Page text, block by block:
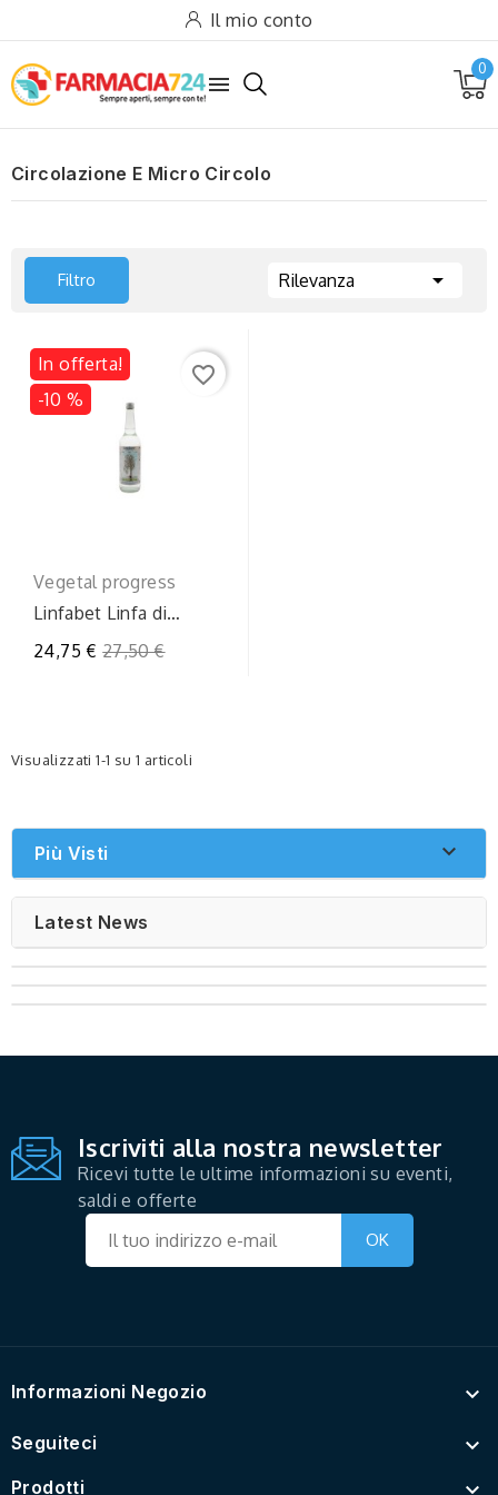
Il mio conto

0
Circolazione E Micro Circolo
Filtro Rilevanza 
In offerta!
-10 %
favorite_border
Vegetal progress
Linfabet Linfa di
24,75 € Prezzo
27,50 €
Visualizzati 1-1 su 1 articoli
Più Visti 
Latest News
Iscriviti alla nostra newsletter
Ricevi tutte le ultime informazioni su eventi,
saldi e offerte
Informazioni Negozio 
Seguiteci 
Prodotti